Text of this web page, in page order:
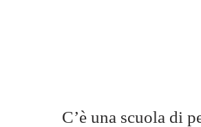
C’è una scuola di